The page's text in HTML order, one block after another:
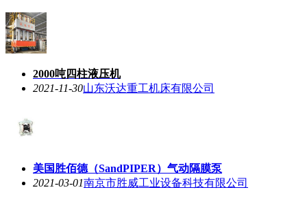
2000吨四柱液压机
2021-11-30山东沃达重工机床有限公司
美国胜佰德（SandPIPER）气动隔膜泵
2021-03-01南京市胜威工业设备科技有限公司